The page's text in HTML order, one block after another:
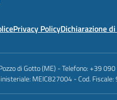
Privacy PolicyDichiarazione
di Gotto (ME) - Telefono: +39
MEIC827004 - Cod.